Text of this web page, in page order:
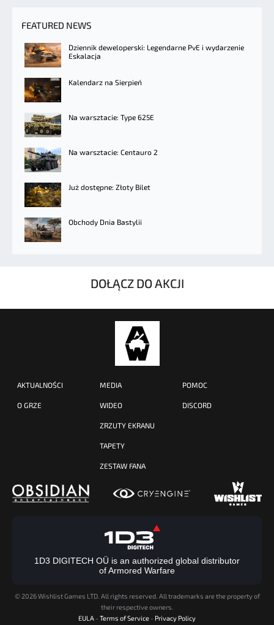
FEATURED NEWS
Dziennik deweloperski: Legendarne PvE i wydarzenie
Eskalacja
Kalendarz na Sierpień
Na warsztacie: Type 625E
Na warsztacie: Centauro 2
Już dostępne: Złoty Bilet
Obchody Dnia Bastylii
DOŁĄCZ DO AKCJI
AKTUALNOŚCI
O GRZE
MEDIA
WIDEO
ZRZUTY EKRANU
TAPETY
ZESTAW FANA
POMOC
DISCORD
1D3 DIGITECH OÜ is an authorized global distributor
of Armored Warfare
© 2026 Wishlist Games LTD. All rights reserved. All trademarks are the property of
their respective owners.
EULA - Terms of Service - Privacy Policy